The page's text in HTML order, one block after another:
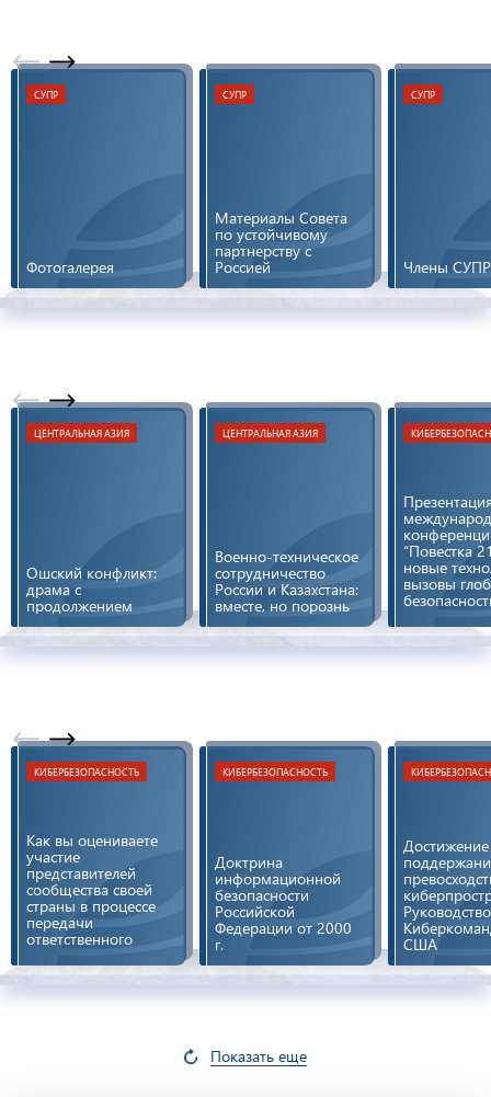
СУПР
Фотогалерея
СУПР
Материалы Совета
по устойчивому
партнерству с
Россией
СУПР
Члены
ЦЕНТРАЛЬНАЯ АЗИЯ
Ошский конфликт:
драма с
продолжением
ЦЕНТРАЛЬНАЯ АЗИЯ
Военно-техническое
сотрудничество
России и Казахстана:
вместе, но порознь
“Повестка
новые
вызовы
КИБЕРБЕЗОПАСНОСТЬ
Как вы оцениваете
участие
представителей
сообщества своей
страны в процессе
передачи
ответственного
функциями IANA?
КИБЕРБЕЗОПАСНОСТЬ
Доктрина
информационной
безопасности
Российской
Федерации от 2000
г. США
Показать еще